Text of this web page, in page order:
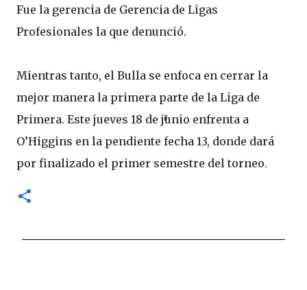
Fue la gerencia de Gerencia de Ligas
Profesionales la que denunció.
Mientras tanto, el Bulla se enfoca en cerrar la
mejor manera la primera parte de la Liga de
Primera. Este jueves 18 de junio enfrenta a
O’Higgins en la pendiente fecha 13, donde dará
por finalizado el primer semestre del torneo.